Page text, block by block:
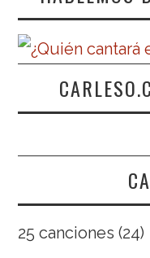
25 canciones (24)